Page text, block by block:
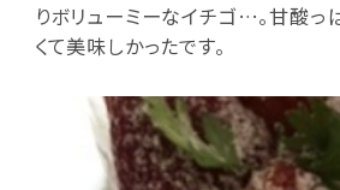
りボリューミーなイチゴ…。甘酸っ
くて美味しかったです。